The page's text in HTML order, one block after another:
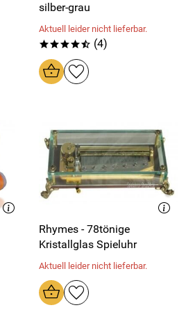
silber-grau
Aktuell leider nicht lieferbar.
****/ (4)
Rhymes - 78tönige
Kristallglas Spieluhr
Aktuell leider nicht lieferbar.